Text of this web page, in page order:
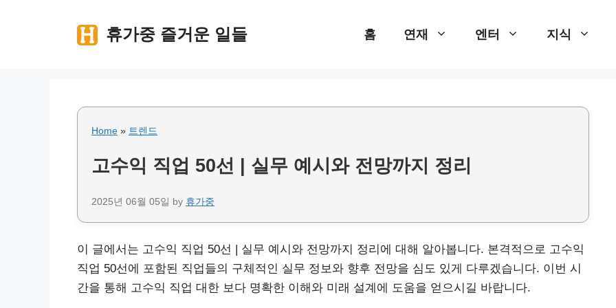
휴가중 즐거운 일들 홈 연재 엔터 지식
Home » 트렌드
고수익 직업 50선 | 실무 예시와 전망까지 정리
2025년 06월 05일 by 휴가중
이 글에서는 고수익 직업 50선 | 실무 예시와 전망까지 정리에 대해 알아봅니다. 본격적으로 고수익
직업 50선에 포함된 직업들의 구체적인 실무 정보와 향후 전망을 심도 있게 다루겠습니다. 이번 시
간을 통해 고수익 직업 대한 보다 명확한 이해와 미래 설계에 도움을 얻으시길 바랍니다.